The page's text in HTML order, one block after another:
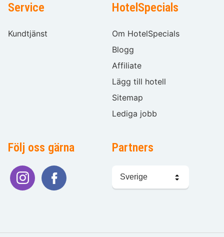
Service
Kundtjänst
HotelSpecials
Om HotelSpecials
Blogg
Affiliate
Lägg till hotell
Sitemap
Lediga jobb
Följ oss gärna Partners
språk